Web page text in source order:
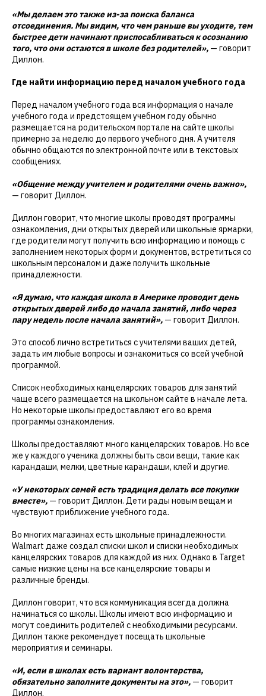
«Мы делаем это также из-за поиска баланса
отсоединения. Мы видим, что чем раньше вы уходите, тем
быстрее дети начинают приспосабливаться к осознанию
того, что они остаются в школе без родителей», — говорит
Диллон.
Где найти информацию перед началом учебного года
Перед началом учебного года вся информация о начале
учебного года и предстоящем учебном году обычно
размещается на родительском портале на сайте школы
примерно за неделю до первого учебного дня. А учителя
обычно общаются по электронной почте или в текстовых
сообщениях.
«Общение между учителем и родителями очень важно»,
— говорит Диллон.
Диллон говорит, что многие школы проводят программы
ознакомления, дни открытых дверей или школьные ярмарки,
где родители могут получить всю информацию и помощь с
заполнением некоторых форм и документов, встретиться со
школьным персоналом и даже получить школьные
принадлежности.
«Я думаю, что каждая школа в Америке проводит день
открытых дверей либо до начала занятий, либо через
пару недель после начала занятий», — говорит Диллон.
Это способ лично встретиться с учителями ваших детей,
задать им любые вопросы и ознакомиться со всей учебной
программой.
Список необходимых канцелярских товаров для занятий
чаще всего размещается на школьном сайте в начале лета.
Но некоторые школы предоставляют его во время
программы ознакомления.
Школы предоставляют много канцелярских товаров. Но все
же у каждого ученика должны быть свои вещи, такие как
карандаши, мелки, цветные карандаши, клей и другие.
«У некоторых семей есть традиция делать все покупки
вместе», — говорит Диллон. Дети рады новым вещам и
чувствуют приближение учебного года.
Во многих магазинах есть школьные принадлежности.
Walmart даже создал списки школ и списки необходимых
канцелярских товаров для каждой из них. Однако в Target
самые низкие цены на все канцелярские товары и
различные бренды.
Диллон говорит, что вся коммуникация всегда должна
начинаться со школы. Школы имеют всю информацию и
могут соединить родителей с необходимыми ресурсами.
Диллон также рекомендует посещать школьные
мероприятия и семинары.
«И, если в школах есть вариант волонтерства,
обязательно заполните документы на это», — говорит
Диллон.